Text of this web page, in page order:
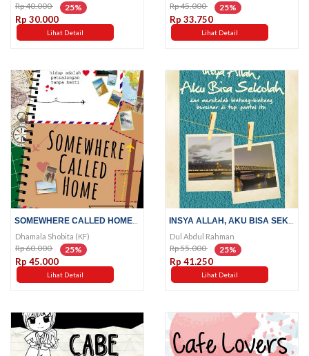
Rp 40.000 25%
Rp 30.000
Lihat Detail
Rp 45.000 25%
Rp 33.750
Lihat Detail
SOMEWHERE CALLED HOME; HIDUP...
Dhamala Shobita (KF)
Rp 60.000 25%
Rp 45.000
Lihat Detail
INSYA ALLAH, AKU BISA SEKOLAH;...
Dul Abdul Rahman
Rp 55.000 25%
Rp 41.250
Lihat Detail